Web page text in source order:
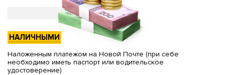
НАЛИЧНЫМИ
Наложенным платежом на Новой Почте (при себе
необходимо иметь паспорт или водительское
удостоверение)